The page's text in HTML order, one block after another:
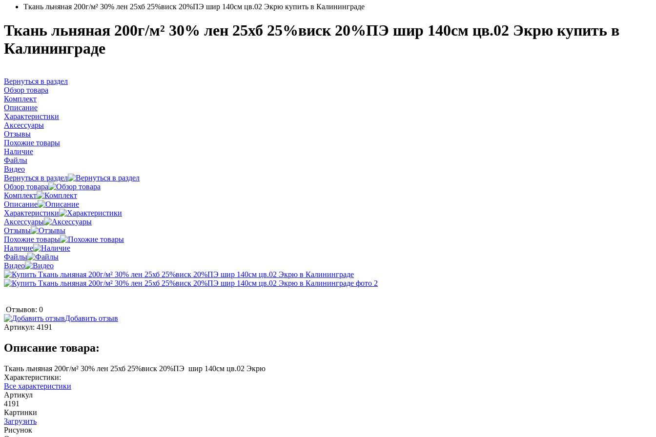
Ткань льняная 200г/м² 30% лен 25хб 25%виск 20%ПЭ шир 140см цв.02 Экрю купить в Калининграде
Ткань льняная 200г/м² 30% лен 25хб 25%виск 20%ПЭ шир 140см цв.02 Экрю купить в
Калининграде
Вернуться в раздел
Обзор товара
Комплект
Описание
Характеристики
Аксессуары
Отзывы
Похожие товары
Наличие
Файлы
Видео
Вернуться в раздел
Обзор товара
Комплект
Описание
Характеристики
Аксессуары
Отзывы
Похожие товары
Наличие
Файлы
Видео
Отзывов: 0
Добавить отзыв
Артикул: 4191
Описание товара:
Ткань льняная 200г/м² 30% лен 25хб 25%виск 20%ПЭ шир 140см цв.02 Экрю
Характеристики:
Все характеристики
Артикул
4191
Картинки
Загрузить
Рисунок